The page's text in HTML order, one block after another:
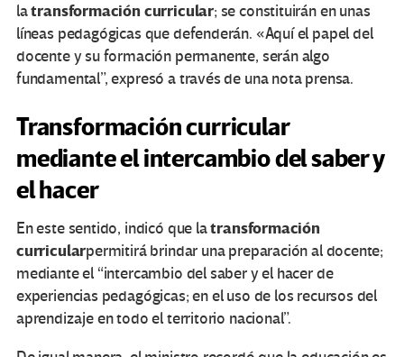
latransformación curricular; se constituirán en unas
líneas pedagógicas que defenderán. «Aquí el papel del
docente y su formación permanente, serán algo
fundamental”, expresó a través de una nota prensa.
Transformación curricular
mediante el intercambio del saber y
el hacer
En este sentido, indicó que latransformación
curricularpermitirá brindar una preparación al docente;
mediante el “intercambio del saber y el hacer de
experiencias pedagógicas; en el uso de los recursos del
aprendizaje en todo el territorio nacional”.